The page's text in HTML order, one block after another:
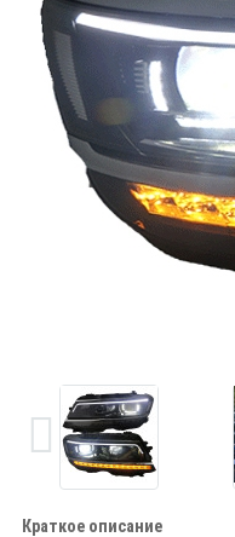
Краткое описание